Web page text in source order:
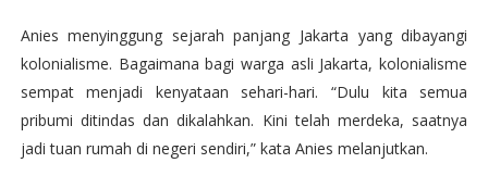
Anies menyinggung sejarah panjang Jakarta yang dibayangi
kolonialisme. Bagaimana bagi warga asli Jakarta, kolonialisme
sempat menjadi kenyataan sehari-hari. “Dulu kita semua
pribumi ditindas dan dikalahkan. Kini telah merdeka, saatnya
jadi tuan rumah di negeri sendiri,” kata Anies melanjutkan.